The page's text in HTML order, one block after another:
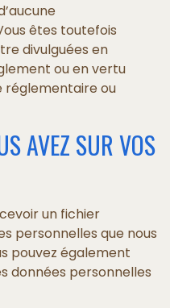
êtes toutefois
divulguées en
ou en vertu
réglementaire ou
AVEZ SUR VOS
un fichier
personnelles que nous
pouvez également
données personnelles